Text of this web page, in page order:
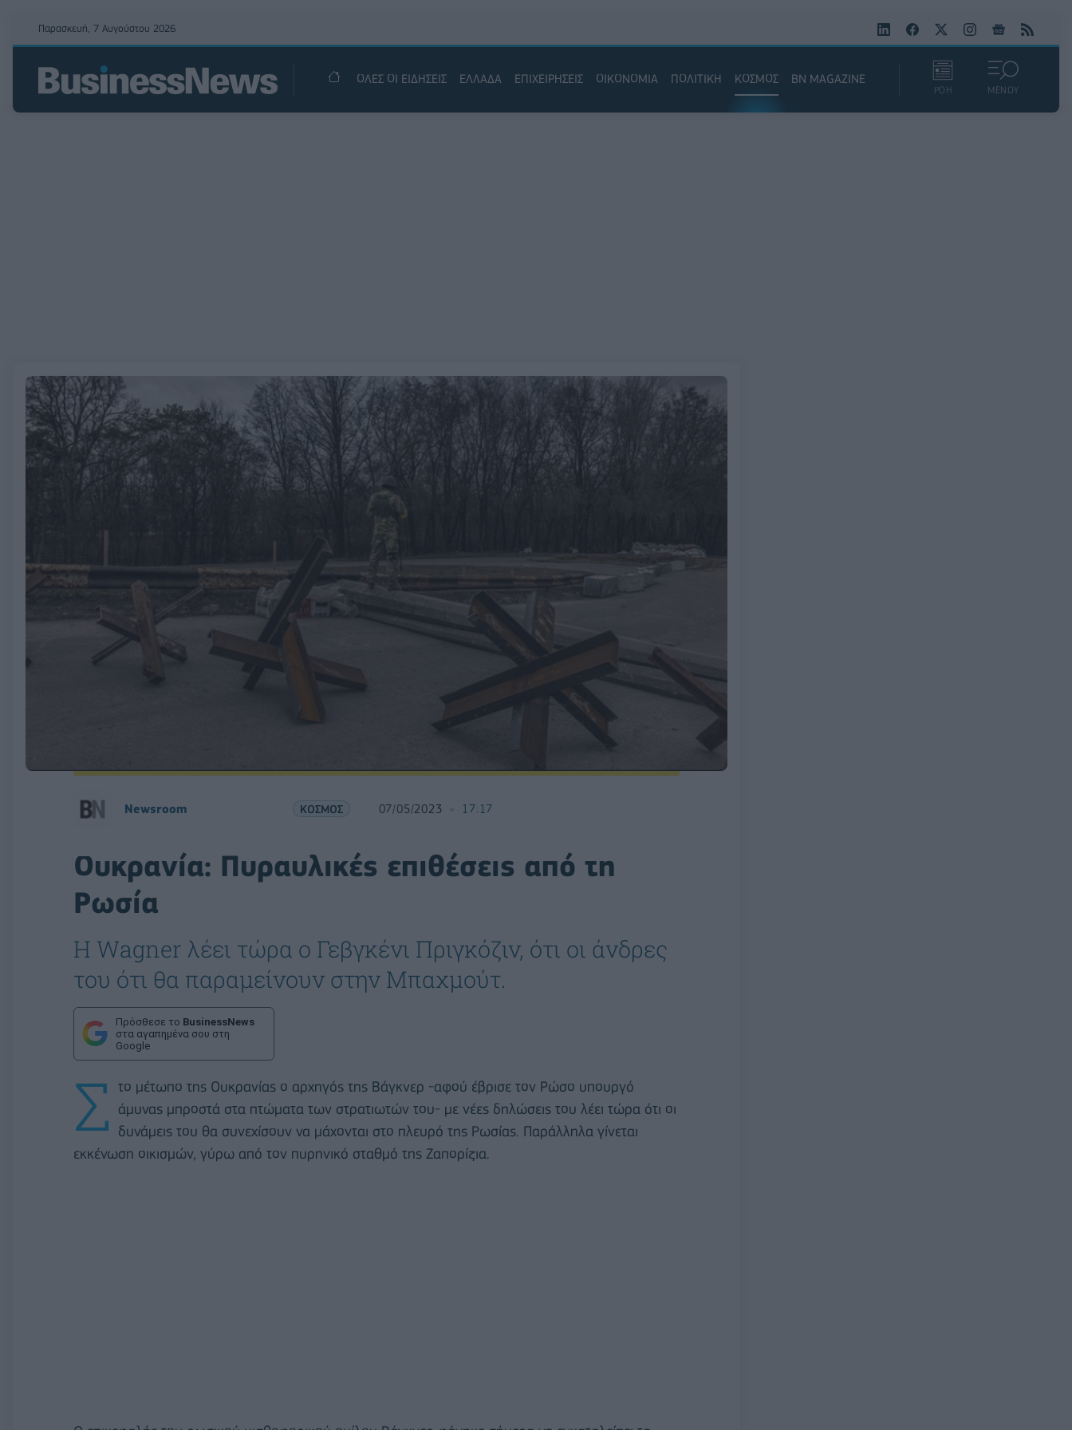
Παρασκευή, 7 Αυγούστου 2026
ΟΛΕΣ ΟΙ ΕΙΔΗΣΕΙΣ ΕΛΛΑΔΑ ΕΠΙΧΕΙΡΗΣΕΙΣ ΟΙΚΟΝΟΜΙΑ ΠΟΛΙΤΙΚΗ ΚΟΣΜΟΣ BN MAGAZINE
ΡΟΗ ΜΕΝΟΥ
Newsroom ΚΟΣΜΟΣ 07/05/2023 17:17
Ουκρανία: Πυραυλικές επιθέσεις από τη
Ρωσία
Η Wagner λέει τώρα ο Γεβγκένι Πριγκόζιν, ότι οι άνδρες
του ότι θα παραμείνουν στην Μπαχμούτ.
Πρόσθεσε το BusinessNews
στα αγαπημένα σου στη
Google
Σ το μέτωπο της Ουκρανίας ο αρχηγός της Βάγκνερ -αφού έβρισε τον Ρώσο υπουργό
άμυνας μπροστά στα πτώματα των στρατιωτών του- με νέες δηλώσεις του λέει τώρα ότι οι
δυνάμεις του θα συνεχίσουν να μάχονται στο πλευρό της Ρωσίας. Παράλληλα γίνεται
εκκένωση οικισμών, γύρω από τον πυρηνικό σταθμό της Ζαπορίζια.